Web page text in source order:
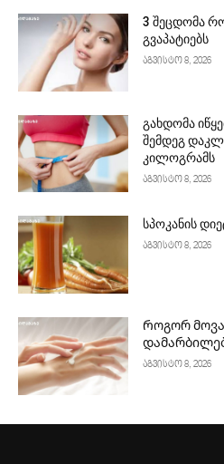
3 შეცდომა
გვაპატიებს
აგვისტო 8, 2026
გახდომა
შემდეგ
კილოგრამს
აგვისტო 8, 2026
სპოკანის
აგვისტო 8, 2026
Როგორ
აგვისტო 8, 2026